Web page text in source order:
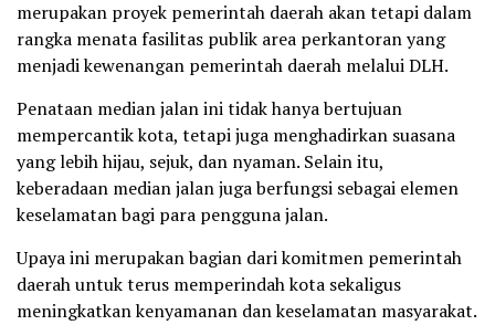
merupakan proyek pemerintah daerah akan tetapi dalam
rangka menata fasilitas publik area perkantoran yang
menjadi kewenangan pemerintah daerah melalui DLH.
Penataan median jalan ini tidak hanya bertujuan
mempercantik kota, tetapi juga menghadirkan suasana
yang lebih hijau, sejuk, dan nyaman. Selain itu,
keberadaan median jalan juga berfungsi sebagai elemen
keselamatan bagi para pengguna jalan.
Upaya ini merupakan bagian dari komitmen pemerintah
daerah untuk terus memperindah kota sekaligus
meningkatkan kenyamanan dan keselamatan masyarakat.